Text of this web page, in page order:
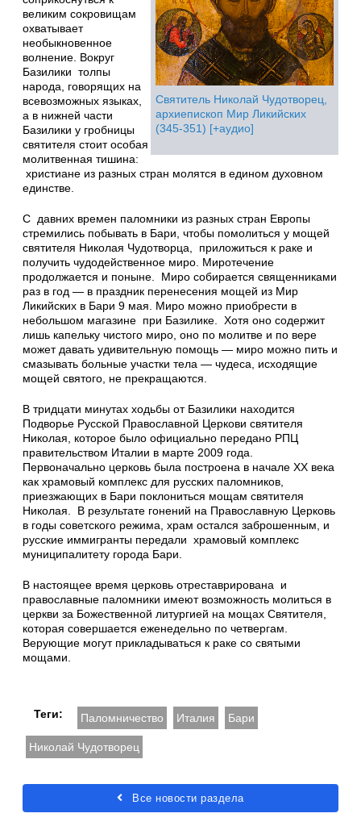
Святитель Николай Чудотворец,
архиепископ Мир Ликийских
(345-351) [+аудио]
великим сокровищам
охватывает
необыкновенное
волнение. Вокруг
Базилики толпы
народа, говорящих на
всевозможных языках,
а в нижней части
Базилики у гробницы
святителя стоит особая
молитвенная тишина:
христиане из разных стран молятся в едином духовном
единстве.
С давних времен паломники из разных стран Европы
стремились побывать в Бари, чтобы помолиться у мощей
святителя Николая Чудотворца, приложиться к раке и
получить чудодейственное миро. Миротечение
продолжается и поныне. Миро собирается священниками
раз в год — в праздник перенесения мощей из Мир
Ликийских в Бари 9 мая. Миро можно приобрести в
небольшом магазине при Базилике. Хотя оно содержит
лишь капельку чистого миро, оно по молитве и по вере
может давать удивительную помощь — миро можно пить и
смазывать больные участки тела — чудеса, исходящие
мощей святого, не прекращаются.
В тридцати минутах ходьбы от Базилики находится
Подворье Русской Православной Церкови святителя
Николая, которое было официально передано РПЦ
правительством Италии в марте 2009 года.
Первоначально церковь была построена в начале ХХ века
как храмовый комплекс для русских паломников,
приезжающих в Бари поклониться мощам святителя
Николая. В результате гонений на Православную Церковь
в годы советского режима, храм остался заброшенным, и
русские иммигранты передали храмовый комплекс
муниципалитету города Бари.
В настоящее время церковь отреставрирована и
православные паломники имеют возможность молиться в
церкви за Божественной литургией на мощах Святителя,
которая совершается еженедельно по четвергам.
Верующие могут прикладываться к раке со святыми
мощами.
Теги: Паломничество Италия Бари
Николай Чудотворец
Все новости раздела